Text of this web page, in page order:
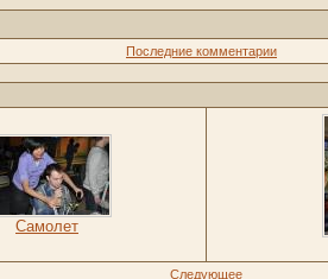
Последние комментарии
Самолет
Следующее